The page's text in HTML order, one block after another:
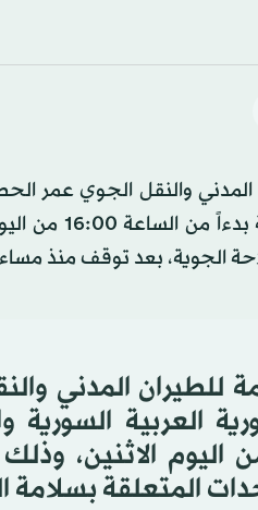
والنقل الجوي عمر
السورية
الجوية، بعد توقف منذ
للطيران المدني
العربية
16:00 من اليوم
المتعلقة بسلامة